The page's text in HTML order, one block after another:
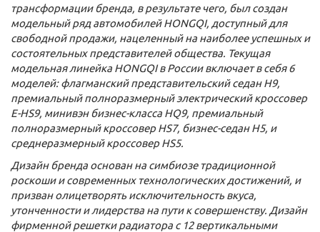
трансформации бренда, в результате чего, был создан
модельный ряд автомобилейHONGQI, доступный для
свободной продажи, нацеленный на наиболее успешных и
состоятельных представителей общества. Текущая
модельная линейка HONGQI в России включает в себя 6
моделей: флагманский представительский седан Н9,
премиальный полноразмерный электрический кроссовер
Е-HS9, минивэн бизнес-класса HQ9, премиальный
полноразмерный кроссоверHS7, бизнес-седан Н5, и
среднеразмерный кроссовер HS5.
Дизайн бренда основан на симбиозе традиционной
роскоши и современных технологических достижений, и
призван олицетворять исключительность вкуса,
утонченности и лидерства на пути к совершенству. Дизайн
фирменной решетки радиатора с 12 вертикальными